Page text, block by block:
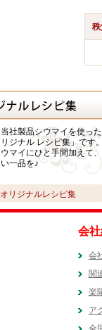
秩
当社製品シウマイを使っ
リジナル レシピ集」です
ウマイにひと手間加えて
い一品を♪
オリジナルレシピ集
会
会
関
楽
ア